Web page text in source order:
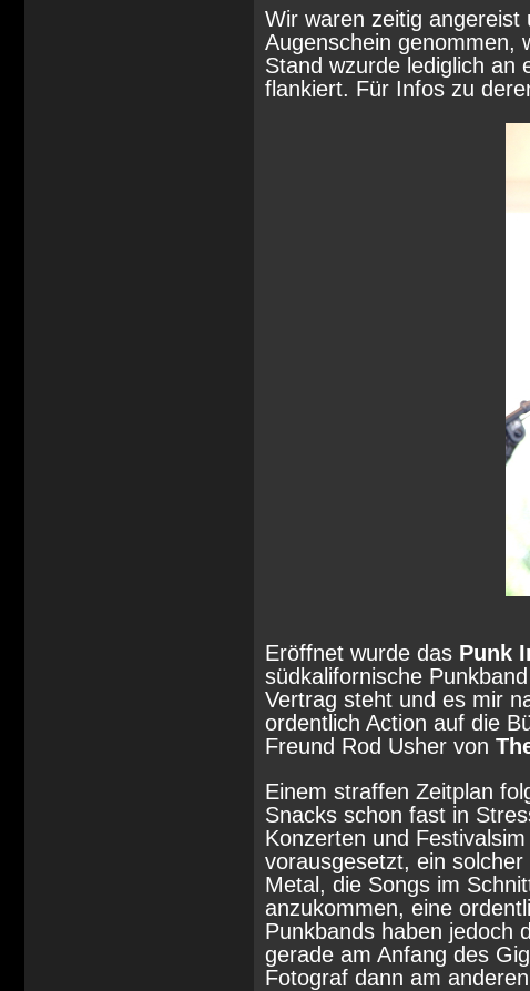
Wir waren zeitig
Augenschein genommen,
Stand wzurde lediglich an
flankiert. Für Infos zu
Eröffnet wurde das Punk
südkalifornische
Vertrag steht und es mir
ordentlich Action auf die
Freund Rod Usher von
Einem straffen Zeitplan
Snacks schon fast in
Konzerten und
vorausgesetzt, ein
Metal, die Songs im
anzukommen, eine
Punkbands haben jedoch
gerade am Anfang des
Fotograf dann am